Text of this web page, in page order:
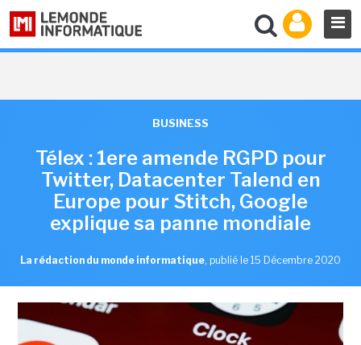
BUSINESS
Télex : 1ere amende RGPD pour
Twitter, Datacenter Talend en
Europe pour Stitch, Google
explique sa panne mondiale
La rédaction du monde informatique, publié le 15 Décembre 2020